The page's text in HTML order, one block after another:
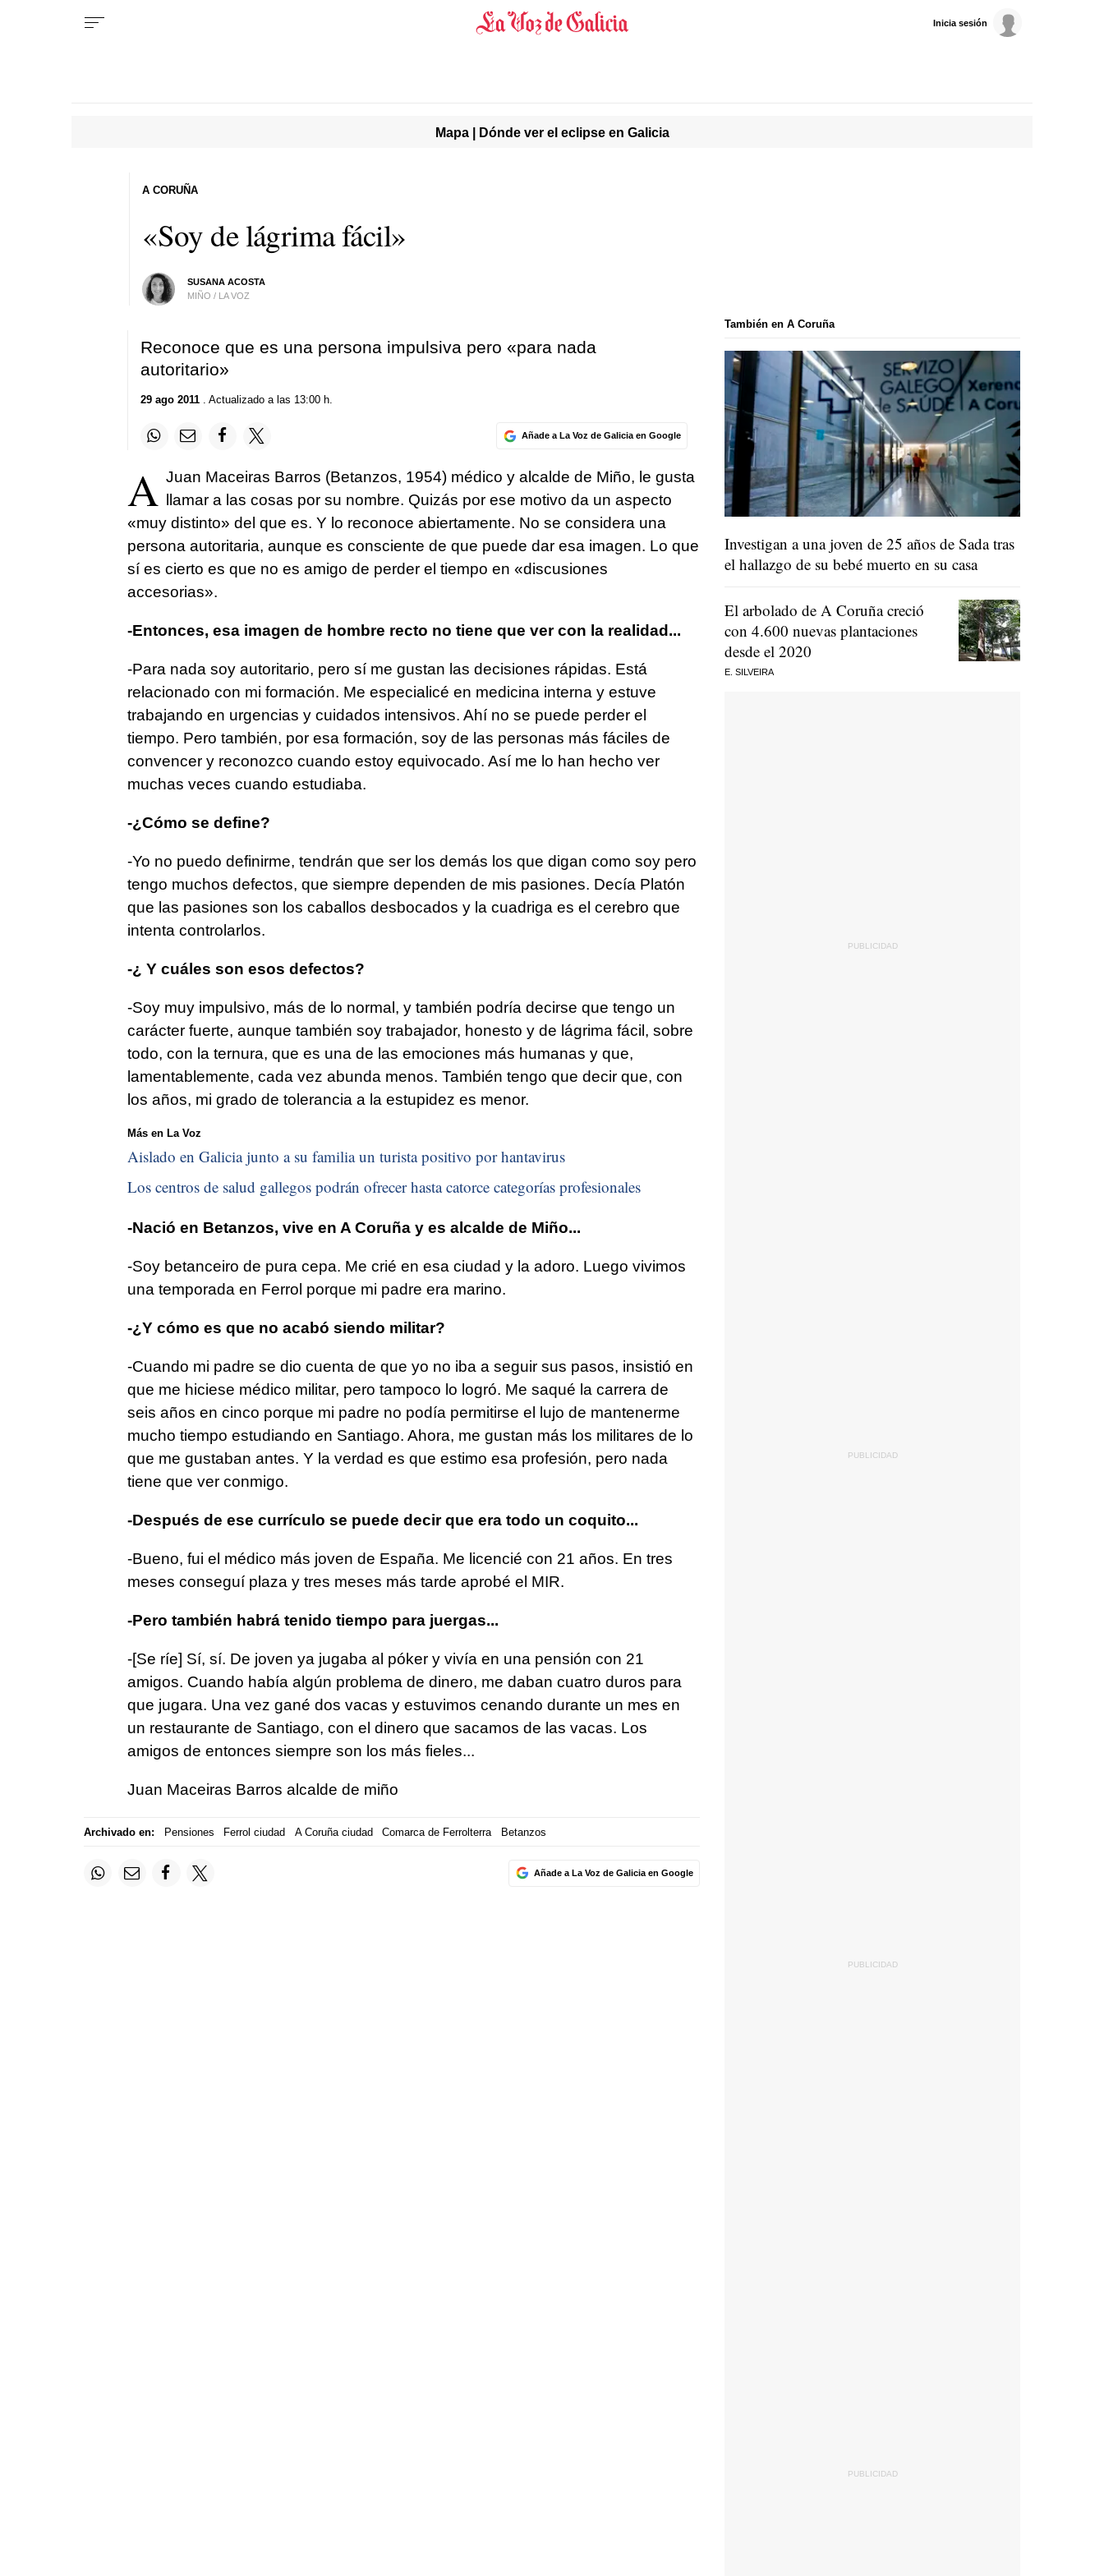
Inicia sesión
Mapa | Dónde ver el eclipse en Galicia
«Soy de lágrima fácil»
SUSANA ACOSTA
MIÑO / LA VOZ
A CORUÑA
Reconoce que es una persona impulsiva pero «para nada
autoritario»
29 ago 2011. Actualizado a las 13:00 h.
Añade a La Voz de Galicia en Google
A Juan Maceiras Barros (Betanzos, 1954) médico y alcalde de Miño, le gusta
llamar a las cosas por su nombre. Quizás por ese motivo da un aspecto
«muy distinto» del que es. Y lo reconoce abiertamente. No se considera una
persona autoritaria, aunque es consciente de que puede dar esa imagen. Lo que
sí es cierto es que no es amigo de perder el tiempo en «discusiones
accesorias».
-Entonces, esa imagen de hombre recto no tiene que ver con la realidad...
-Para nada soy autoritario, pero sí me gustan las decisiones rápidas. Está
relacionado con mi formación. Me especialicé en medicina interna y estuve
trabajando en urgencias y cuidados intensivos. Ahí no se puede perder el
tiempo. Pero también, por esa formación, soy de las personas más fáciles de
convencer y reconozco cuando estoy equivocado. Así me lo han hecho ver
muchas veces cuando estudiaba.
-¿Cómo se define?
-Yo no puedo definirme, tendrán que ser los demás los que digan como soy pero
tengo muchos defectos, que siempre dependen de mis pasiones. Decía Platón
que las pasiones son los caballos desbocados y la cuadriga es el cerebro que
intenta controlarlos.
-¿ Y cuáles son esos defectos?
-Soy muy impulsivo, más de lo normal, y también podría decirse que tengo un
carácter fuerte, aunque también soy trabajador, honesto y de lágrima fácil, sobre
todo, con la ternura, que es una de las emociones más humanas y que,
lamentablemente, cada vez abunda menos. También tengo que decir que, con
los años, mi grado de tolerancia a la estupidez es menor.
Más en La Voz
Aislado en Galicia junto a su familia un turista positivo por hantavirus
Los centros de salud gallegos podrán ofrecer hasta catorce categorías profesionales
-Nació en Betanzos, vive en A Coruña y es alcalde de Miño...
-Soy betanceiro de pura cepa. Me crié en esa ciudad y la adoro. Luego vivimos
una temporada en Ferrol porque mi padre era marino.
-¿Y cómo es que no acabó siendo militar?
-Cuando mi padre se dio cuenta de que yo no iba a seguir sus pasos, insistió en
que me hiciese médico militar, pero tampoco lo logró. Me saqué la carrera de
seis años en cinco porque mi padre no podía permitirse el lujo de mantenerme
mucho tiempo estudiando en Santiago. Ahora, me gustan más los militares de lo
que me gustaban antes. Y la verdad es que estimo esa profesión, pero nada
tiene que ver conmigo.
-Después de ese currículo se puede decir que era todo un coquito...
-Bueno, fui el médico más joven de España. Me licencié con 21 años. En tres
meses conseguí plaza y tres meses más tarde aprobé el MIR.
-Pero también habrá tenido tiempo para juergas...
-[Se ríe] Sí, sí. De joven ya jugaba al póker y vivía en una pensión con 21
amigos. Cuando había algún problema de dinero, me daban cuatro duros para
que jugara. Una vez gané dos vacas y estuvimos cenando durante un mes en
un restaurante de Santiago, con el dinero que sacamos de las vacas. Los
amigos de entonces siempre son los más fieles...
Juan Maceiras Barros alcalde de miño
Archivado en: Pensiones Ferrol ciudad A Coruña ciudad Comarca de Ferrolterra Betanzos
Añade a La Voz de Galicia en Google
También en A Coruña
Investigan a una joven de 25 años de Sada tras
el hallazgo de su bebé muerto en su casa
El arbolado de A Coruña creció
con 4.600 nuevas plantaciones
desde el 2020
E. SILVEIRA